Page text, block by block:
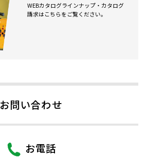
WEBカタログラインナップ・カタログ
請求はこちらをご覧ください。
お問い合わせ
お電話